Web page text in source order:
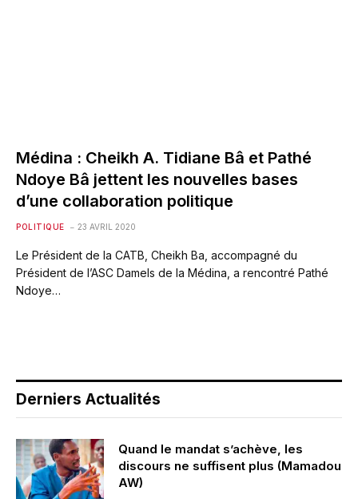
Médina : Cheikh A. Tidiane Bâ et Pathé
Ndoye Bâ jettent les nouvelles bases
d’une collaboration politique
POLITIQUE 23 AVRIL 2020
Le Président de la CATB, Cheikh Ba, accompagné du
Président de l’ASC Damels de la Médina, a rencontré Pathé
Ndoye…
Derniers Actualités
Quand le mandat s’achève, les
discours ne suffisent plus (Mamadou
AW)